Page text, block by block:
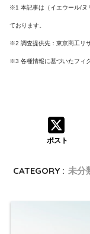
※1 本記事は（イエウール/ヌ
ております。
※2 調査提供先：東京商工
※3 各種情報に基づいたフィ
ポスト
CATEGORY : 未分